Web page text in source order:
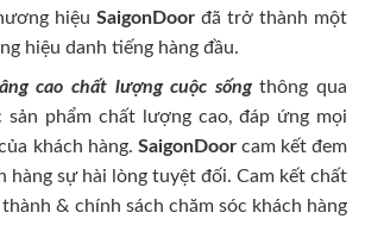
hiệu SaigonDoor đã trở thành một
hiệu danh tiếng hàng đầu.
cao chất lượng cuộc sốngthông qua
sản phẩm chất lượng cao, đáp ứng mọi
khách hàng. SaigonDoorcam kết đem
hàng sự hài lòng tuyệt đối. Cam kết chất
& chính sách chăm sóc khách hàng